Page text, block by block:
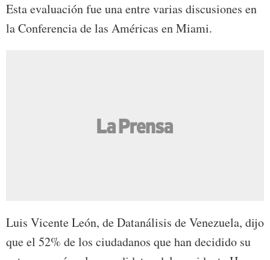
Esta evaluación fue una entre varias discusiones en
la Conferencia de las Américas en Miami.
Luis Vicente León, de Datanálisis de Venezuela, dijo
que el 52% de los ciudadanos que han decidido su